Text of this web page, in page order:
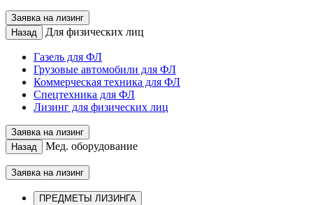
Заявка на лизинг
Назад
Для физических лиц
Газель для ФЛ
Грузовые автомобили для ФЛ
Коммерческая техника для ФЛ
Спецтехника для ФЛ
Лизинг для физических лиц
Заявка на лизинг
Назад
Мед. оборудование
Заявка на лизинг
ПРЕДМЕТЫ ЛИЗИНГА